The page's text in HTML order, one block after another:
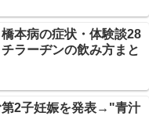
橋本病の症状・体験談28
ラーヂンの飲み方まと
第2子妊娠を発表→"青汁